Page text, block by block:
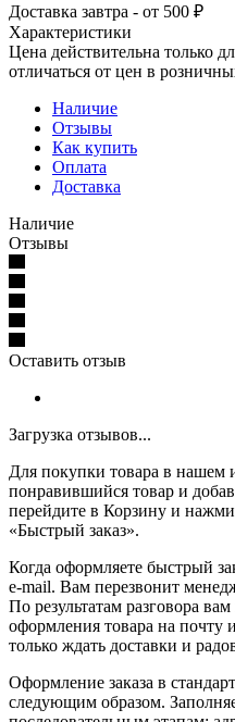
Доставка завтра - от 500 ₽
Характеристики
Цена действительна только
отличаться от цен в
Наличие
Отзывы
Как купить
Оплата
Доставка
Наличие
Отзывы
Оставить отзыв
Загрузка отзывов...
Для покупки товара в нашем
понравившийся товар и
перейдите в Корзину и
«Быстрый заказ».
Когда оформляете быстрый
e-mail. Вам перезвонит
По результатам разговора
оформления товара на почту
только ждать доставки и
Оформление заказа в
следующим образом.